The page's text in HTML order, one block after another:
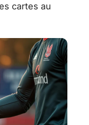
cartes au